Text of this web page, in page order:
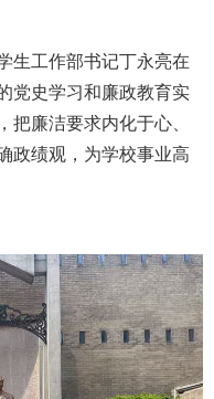
生工作部书记丁永亮在
党史学习和廉政教育实
把廉洁要求内化于心、
政绩观，为学校事业高